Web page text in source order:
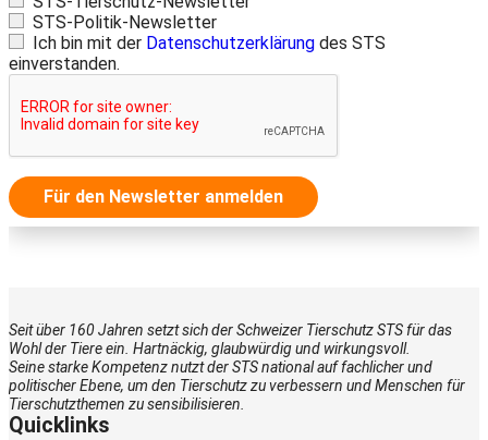
STS-Politik-Newsletter
Ich bin mit der Datenschutzerklärung des STS
einverstanden.
Für den Newsletter anmelden
Seit über 160 Jahren setzt sich der Schweizer Tierschutz STS für das
Wohl der Tiere ein. Hartnäckig, glaubwürdig und wirkungsvoll.
Seine starke Kompetenz nutzt der STS national auf fachlicher und
politischer Ebene, um den Tierschutz zu verbessern und Menschen für
Tierschutzthemen zu sensibilisieren.
Quicklinks